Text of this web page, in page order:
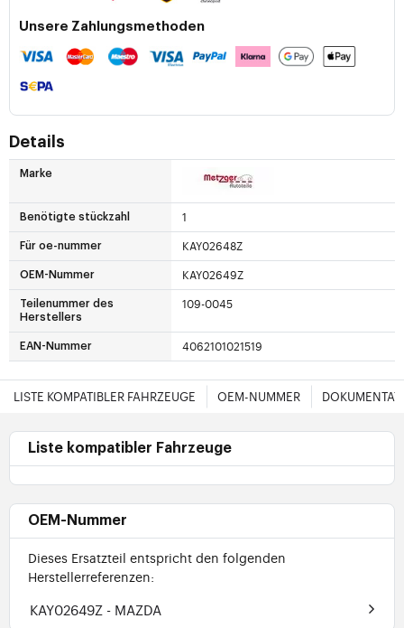
Unsere Zahlungsmethoden
Details
Marke
Benötigte stückzahl 1
Für oe-nummer KAY02648Z
OEM-Nummer KAY02649Z
Teilenummer des
Herstellers
109-0045
EAN-Nummer 4062101021519
LISTE KOMPATIBLER FAHRZEUGE OEM-NUMMER
Liste kompatibler Fahrzeuge
OEM-Nummer
Dieses Ersatzteil entspricht den folgenden
Herstellerreferenzen:
KAY02649Z - MAZDA